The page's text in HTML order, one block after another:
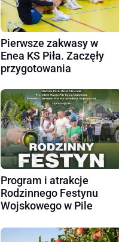
Pierwsze zakwasy w
Enea KS Piła. Zaczęły
przygotowania
Program i atrakcje
Rodzinnego Festynu
Wojskowego w Pile